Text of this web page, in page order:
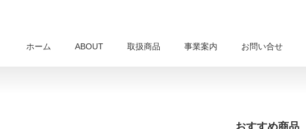
ホーム ABOUT 取扱商品 事業案内 お問い合せ
おすすめ商品